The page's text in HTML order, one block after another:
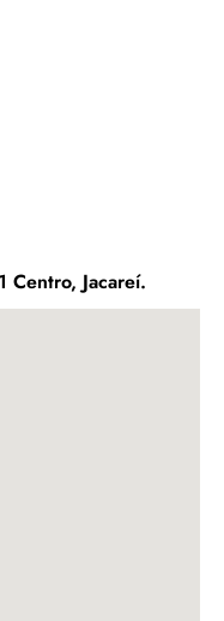
Centro, Jacareí.